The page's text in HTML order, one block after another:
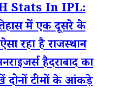
Stats In IPL:
में एक दूसरे के
रहा है राजस्थान
हैदराबाद का
दोनों टीमों के आंकड़े